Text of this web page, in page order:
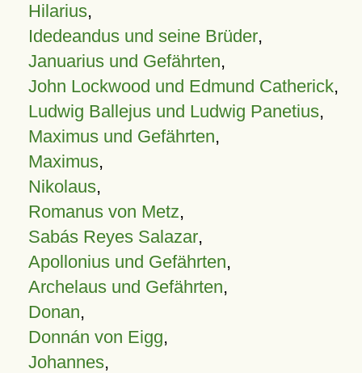
Hilarius,
Idedeandus und seine Brüder,
Januarius und Gefährten,
John Lockwood und Edmund Catherick,
Ludwig Ballejus und Ludwig Panetius,
Maximus und Gefährten,
Maximus,
Nikolaus,
Romanus von Metz,
Sabás Reyes Salazar,
Apollonius und Gefährten,
Archelaus und Gefährten,
Donan,
Donnán von Eigg,
Johannes,